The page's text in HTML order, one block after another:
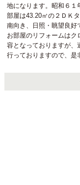
地になります。昭和６１
部屋は43.20㎡の２ＤＫ
南向き、日照・眺望良
お部屋のリフォームはク
容となっておりますが、
行っておりますので、是